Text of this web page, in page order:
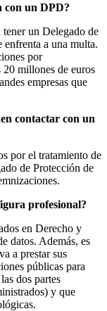
con un DPD?
tener un Delegado de
a una multa.
por
millones de euros
empresas que
contactar con un
por el tratamiento de
de Protección de
profesional?
en Derecho y
datos. Además, es
a prestar sus
públicas para
dos partes
y que